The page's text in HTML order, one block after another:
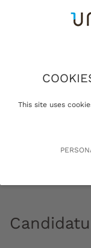
This site uses
Etudiants à la